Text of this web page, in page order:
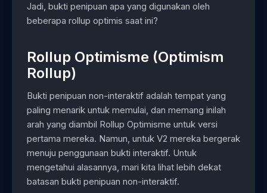
Jadi, bukti penipuan apa yang digunakan oleh
beberapa rollup optimis saat ini?
Rollup Optimisme (Optimism
Rollup)
Bukti penipuan non-interaktif adalah tempat yang
paling menarik untuk memulai, dan memang inilah
arah yang diambil Rollup Optimisme untuk versi
pertama mereka. Namun, untuk V2 mereka bergerak
menuju penggunaan bukti interaktif. Untuk
mengetahui alasannya, mari kita lihat lebih dekat
batasan bukti penipuan non-interaktif.